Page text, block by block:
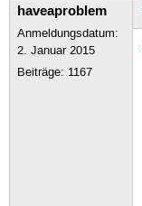
haveaproblem
Anmeldungsdatum:
2. Januar 2015
Beiträge: 1167